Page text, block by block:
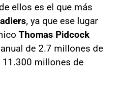
ellos es el que más
, ya que ese lugar
Thomas Pidcock
de 2.7 millones de
11.300 millones de